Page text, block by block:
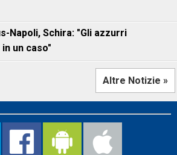
Napoli, Schira: "Gli azzurri
un caso"
Altre Notizie »